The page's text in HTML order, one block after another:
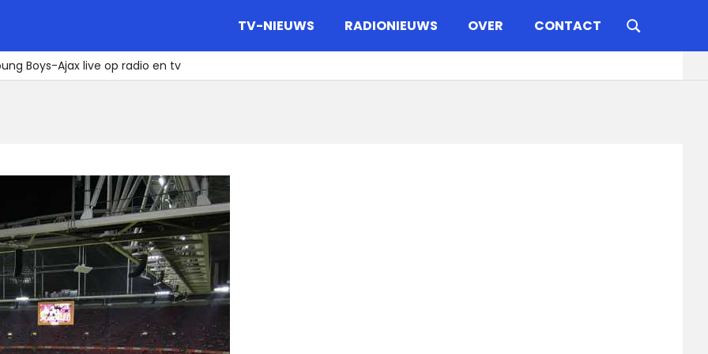
TV-NIEUWS RADIONIEUWS OVER CONTACT
Boys-Ajax live op radio en tv